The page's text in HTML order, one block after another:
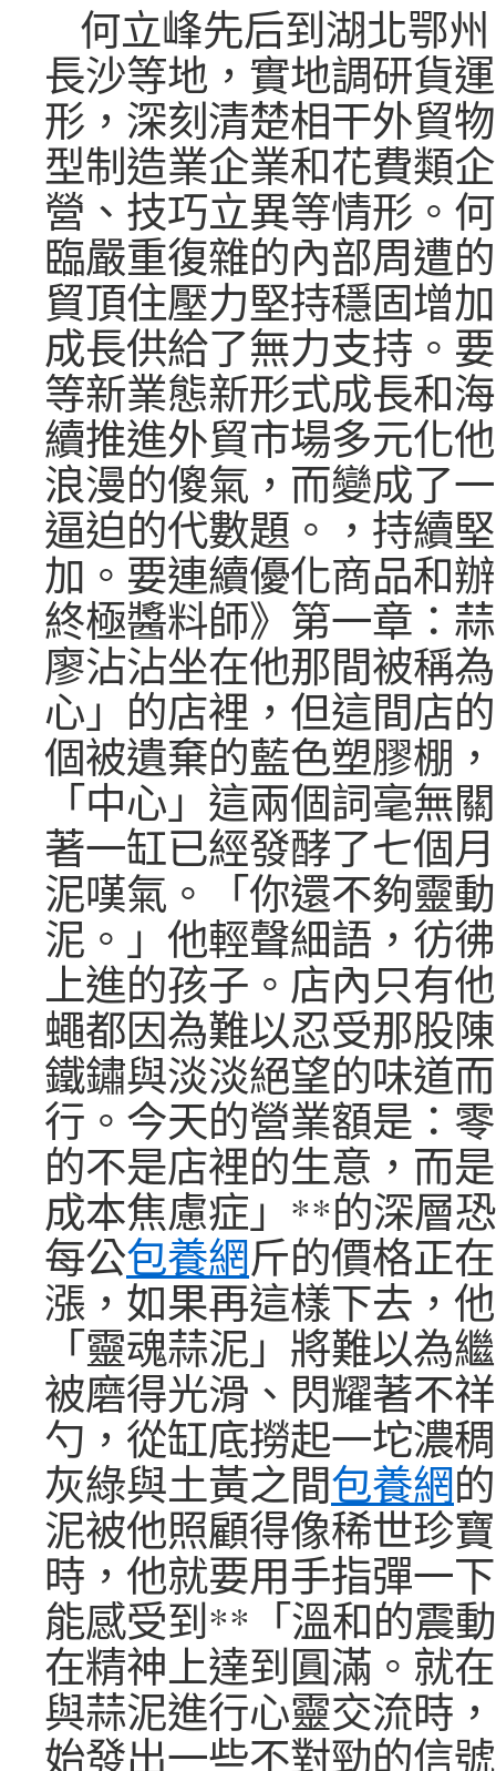
何立峰先后到湖北鄂
長沙等地，實地調研貨
形，深刻清楚相干外貿
型制造業企業和花費類
營、技巧立異等情形。
臨嚴重復雜的內部周遭
貿頂住壓力堅持穩固增
成長供給了無力支持。
等新業態新形式成長和
續推進外貿市場多元化
浪漫的傻氣，而變成了
逼迫的代數題。，持續
加。要連續優化商品和
終極醬料師》第一章：
廖沾沾坐在他那間被稱
心」的店裡，但這間店
個被遺棄的藍色塑膠棚
「中心」這兩個詞毫無
著一缸已經發酵了七個
泥嘆氣。「你還不夠靈
泥。」他輕聲細語，彷
上進的孩子。店內只有
蠅都因為難以忍受那股
鐵鏽與淡淡絕望的味道
行。今天的營業額是：
的不是店裡的生意，而
成本焦慮症」**的深層
每公包養網斤的價格正
漲，如果再這樣下去，
「靈魂蒜泥」將難以為
被磨得光滑、閃耀著不
勺，從缸底撈起一坨濃
灰綠與土黃之間包養網
泥被他照顧得像稀世珍
時，他就要用手指彈一
能感受到**「溫和的震
在精神上達到圓滿。就
與蒜泥進行心靈交流時
始發出一些不對勁的信